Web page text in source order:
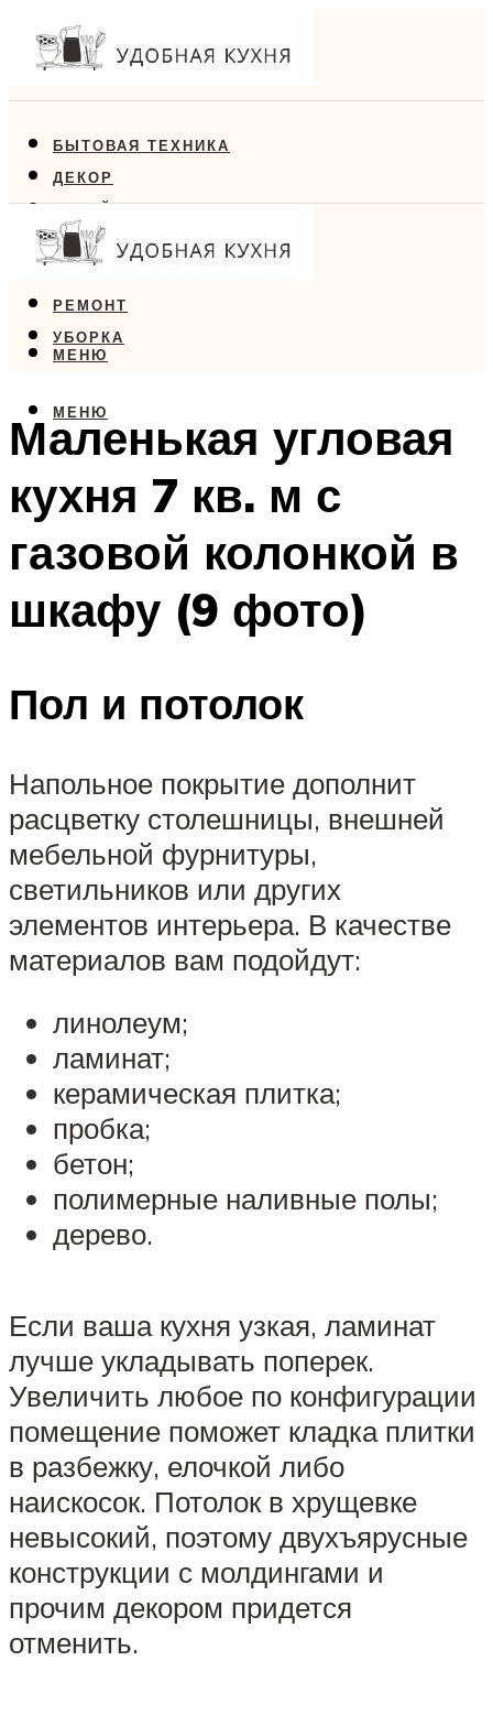
БЫТОВАЯ ТЕХНИКА
ДЕКОР
ДИЗАЙН
ЕДА
РЕМОНТ
УБОРКА
МЕНЮ
МЕНЮ
Маленькая угловая
кухня 7 кв. м с
газовой колонкой в
шкафу (9 фото)
Пол и потолок
Напольное покрытие дополнит
расцветку столешницы, внешней
мебельной фурнитуры,
светильников или других
элементов интерьера. В качестве
материалов вам подойдут:
линолеум;
ламинат;
керамическая плитка;
пробка;
бетон;
полимерные наливные полы;
дерево.
Если ваша кухня узкая, ламинат
лучше укладывать поперек.
Увеличить любое по конфигурации
помещение поможет кладка плитки
в разбежку, елочкой либо
наискосок. Потолок в хрущевке
невысокий, поэтому двухъярусные
конструкции с молдингами и
прочим декором придется
отменить.